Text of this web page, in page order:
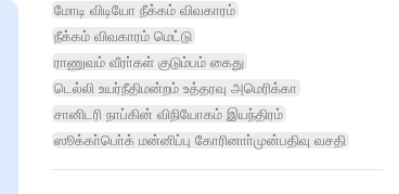
மோடி விடியோ நீக்கம் விவகாரம்
நீக்கம் விவகாரம் மெட்டு
ராணுவம் வீரா்கள் குடும்பம் கைது
டெல்லி உயர்நீதிமன்றம் உத்தரவு அமெரிக்கா
சானிடரி நாப்கின் விநியோகம் இயந்திரம்
ஸூக்கா்பொ்க் மன்னிப்பு கோரினாா்முன்பதிவு வசதி